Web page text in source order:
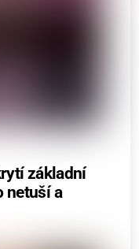
základní
netuší a